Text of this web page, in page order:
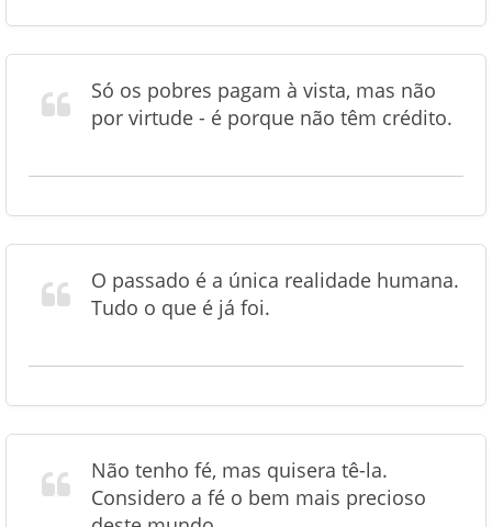
Só os pobres pagam à vista, mas não
por virtude - é porque não têm crédito.
O passado é a única realidade humana.
Tudo o que é já foi.
Não tenho fé, mas quisera tê-la.
Considero a fé o bem mais precioso